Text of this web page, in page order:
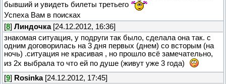
бывший и увидеть билеты третьего
Успеха Вам в поисках
[8] Линдочка[24.12.2012, 16:36]
знакомая ситуация, у подруги так было, сделала она так. с
одним договорилась на 3 дня первых (днем) со всторым (на
ночь) .ситуация не красивая , но прошло всё замечательно,
из 2х выбрала то что ей по душе (живут уже 3 года)
[9] Rosinka[24.12.2012, 17:45]